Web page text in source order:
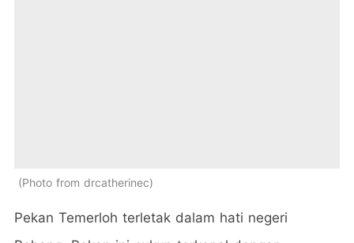
Photo from drcatherinec
Pekan Temerloh terletak dalam hati negeri